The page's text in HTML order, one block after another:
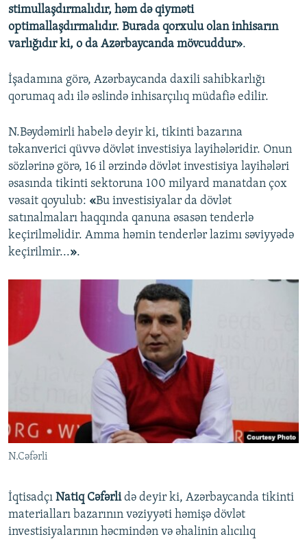
stimullaşdırmalıdır, həm də qiyməti
optimallaşdırmalıdır. Burada qorxulu olan inhisarın
varlığıdır ki, o da Azərbaycanda mövcuddur».
İşadamına görə, Azərbaycanda daxili sahibkarlığı
qorumaq adı ilə əslində inhisarçılıq müdafiə edilir.
N.Bəydəmirli habelə deyir ki, tikinti bazarına
təkanverici qüvvə dövlət investisiya layihələridir. Onun
sözlərinə görə, 16 il ərzində dövlət investisiya layihələri
əsasında tikinti sektoruna 100 milyard manatdan çox
vəsait qoyulub: «Bu investisiyalar da dövlət
satınalmaları haqqında qanuna əsasən tenderlə
keçirilməlidir. Amma həmin tenderlər lazimı səviyyədə
keçirilmir...».
N.Cəfərli
İqtisadçı Natiq Cəfərlidə deyir ki, Azərbaycanda tikinti
materialları bazarının vəziyyəti həmişə dövlət
investisiyalarının həcmindən və əhalinin alıcılıq